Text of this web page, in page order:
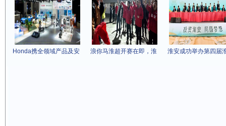
Honda携全领域产品及安 浪你马淮超开赛在即，淮 淮安成功举办第四届